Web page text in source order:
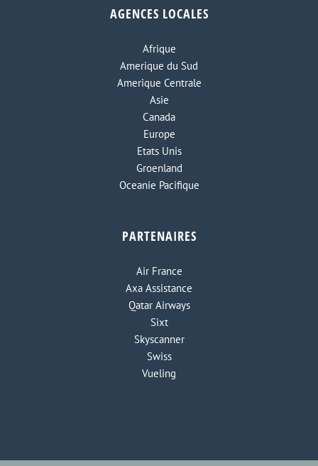
AGENCES LOCALES
Afrique
Amerique du Sud
Amerique Centrale
Asie
Canada
Europe
Etats Unis
Groenland
Oceanie Pacifique
PARTENAIRES
Air France
Axa Assistance
Qatar Airways
Sixt
Skyscanner
Swiss
Vueling